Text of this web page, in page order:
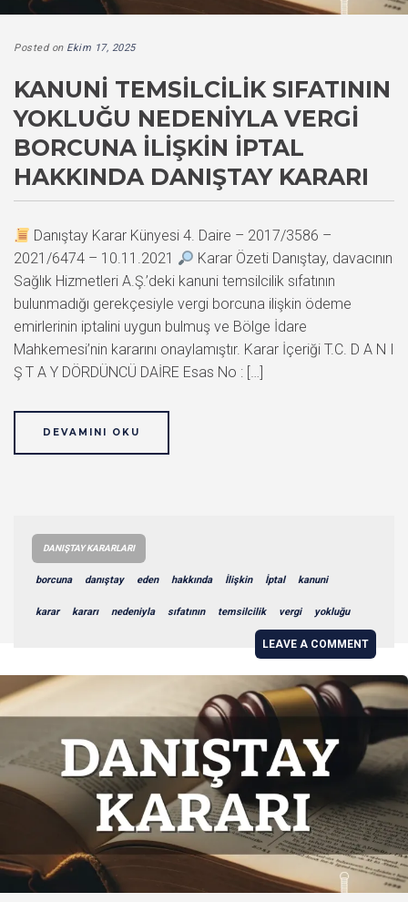
Posted on Ekim 17, 2025
KANUNI TEMSILCILIK SIFATININ
YOKLUĞU NEDENIYLA VERGI
BORCUNA İLIŞKIN İPTAL
HAKKINDA DANIŞTAY KARARI
Danıştay Karar Künyesi 4. Daire – 2017/3586 –
2021/6474 – 10.11.2021
Karar Özeti Danıştay, davacının
Sağlık Hizmetleri A.Ş.’deki kanuni temsilcilik sıfatının
bulunmadığı gerekçesiyle vergi borcuna ilişkin ödeme
emirlerinin iptalini uygun bulmuş ve Bölge İdare
Mahkemesi’nin kararını onaylamıştır. Karar İçeriği T.C. D A N I
Ş T A Y DÖRDÜNCÜ DAİRE Esas No : […]
DEVAMINI OKU
DANIŞTAY KARARLARI
borcuna danıştay eden hakkında İlişkin İptal kanuni
karar kararı nedeniyla sıfatının temsilcilik vergi yokluğu
LEAVE A COMMENT